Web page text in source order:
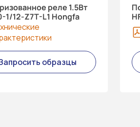
реле 1.5Вт
1/12-Z7T-L1 Hongfa
образцы